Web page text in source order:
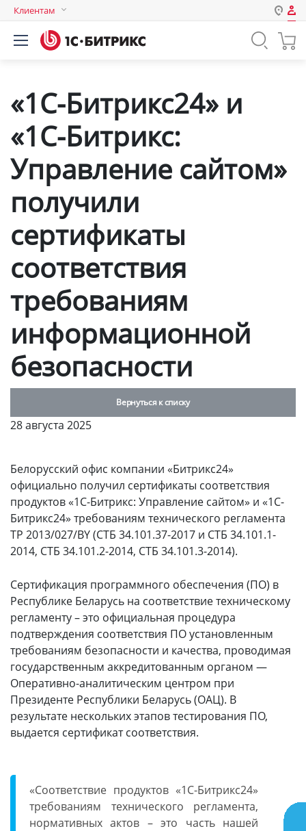
Клиентам
Авторизация
Логин
Запомнить меня на этом
компьютере
Забыли свой пароль?
или войдите с помощью
«1С-Битрикс24» и
«1С-Битрикс:
Управление сайтом»
получили
сертификаты
соответствия
требованиям
информационной
безопасности
Вернуться к списку
28 августа 2025
Белорусский офис компании «Битрикс24»
официально получил сертификаты соответствия
продуктов «1С-Битрикс: Управление сайтом» и «1С-
Битрикс24» требованиям технического регламента
ТР 2013/027/BY (СТБ 34.101.37-2017 и СТБ 34.101.1-
2014, СТБ 34.101.2-2014, СТБ 34.101.3-2014).
Сертификация программного обеспечения (ПО) в
Республике Беларусь на соответствие техническому
регламенту – это официальная процедура
подтверждения соответствия ПО установленным
требованиям безопасности и качества, проводимая
государственным аккредитованным органом —
Оперативно-аналитическим центром при
Президенте Республики Беларусь (ОАЦ). В
результате нескольких этапов тестирования ПО,
выдается сертификат соответствия.
«Соответствие продуктов «1С-Битрикс24»
требованиям технического регламента,
нормативных актов – это часть нашей